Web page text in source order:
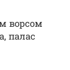
ворсом
палас